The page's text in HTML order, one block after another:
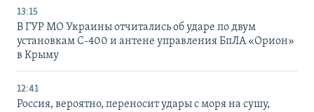
13:15
В ГУР МО Украины отчитались об ударе по двум
установкам С-400 и антене управления БпЛА «Орион»
в Крыму
12:41
Россия, вероятно, переносит удары с моря на сушу,